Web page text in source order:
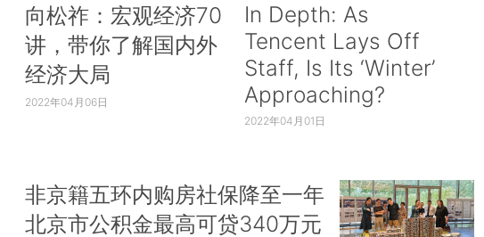
向松祚：宏观经济70
讲，带你了解国内外
经济大局
2022年04月06日
In Depth: As
Tencent Lays Off
Staff, Is Its ‘Winter’
Approaching?
2022年04月01日
非京籍五环内购房社保降至一年
北京市公积金最高可贷340万元